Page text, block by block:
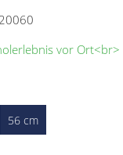
vor Ort<br>
56 cm